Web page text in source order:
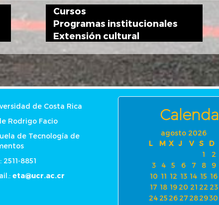
Cursos
Programas institucionales
Extensión cultural
de Costa Rica
Rodrigo Facio
de Tecnología de
2511-8851
eta@ucr.ac.cr
agosto 2026
L
M X J V S
D
1
2
3
4 5 6 7 8
9
10 11 12 13 14 15 16
17 18 19 20 21 22 23
24 25 26 27 282930